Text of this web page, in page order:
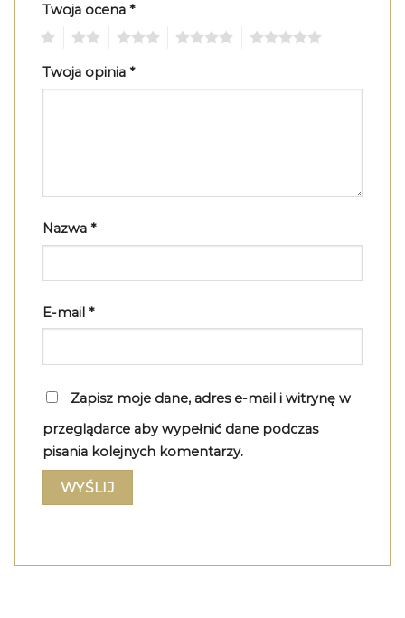
Twoja ocena *
Twoja opinia *
Nazwa *
E-mail *
Zapisz moje dane, adres e-mail i witrynę w
przeglądarce aby wypełnić dane podczas
pisania kolejnych komentarzy.